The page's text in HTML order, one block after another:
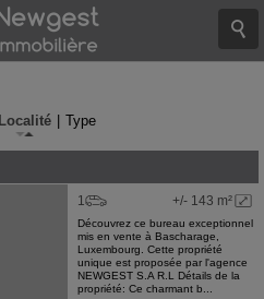
Localité Type
+/- 143 m²
1
Découvrez ce bureau exceptionnel
mis en vente à Bascharage,
Luxembourg. Cette propriété
unique est proposée par l'agence
NEWGEST S.A R.L Détails de la
propriété: Ce charmant b...